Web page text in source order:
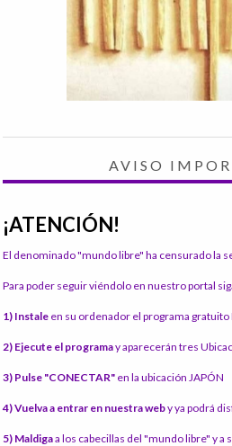
AVISO
¡ATENCIÓN!
El denominado "mundo libre" ha censurado la
Para poder seguir viéndolo en nuestro portal
1) Instale en su ordenador el programa
2) Ejecute el programay aparecerán tres
3) Pulse "CONECTAR" en la ubicación JAPÓN
4) Vuelva a entrar en nuestra weby ya podrá
5) Maldigaa los cabecillas del "mundo libre" y a